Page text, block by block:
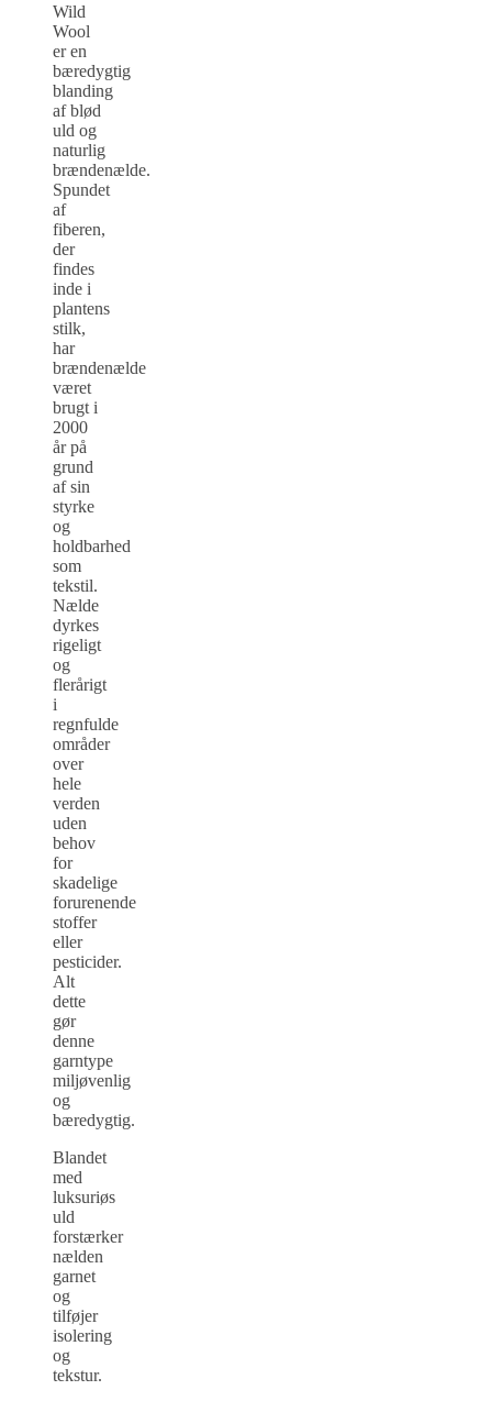
Wild
Wool
er en
bæredygtig
blanding
af blød
uld og
naturlig
brændenælde.
Spundet
af
fiberen,
der
findes
inde i
plantens
stilk,
har
brændenælde
været
brugt i
2000
år på
grund
af sin
styrke
og
holdbarhed
som
tekstil.
Nælde
dyrkes
rigeligt
og
flerårigt
i
regnfulde
områder
over
hele
verden
uden
behov
for
skadelige
forurenende
stoffer
eller
pesticider.
Alt
dette
gør
denne
garntype
miljøvenlig
og
bæredygtig.
Blandet
med
luksuriøs
uld
forstærker
nælden
garnet
og
tilføjer
isolering
og
tekstur.